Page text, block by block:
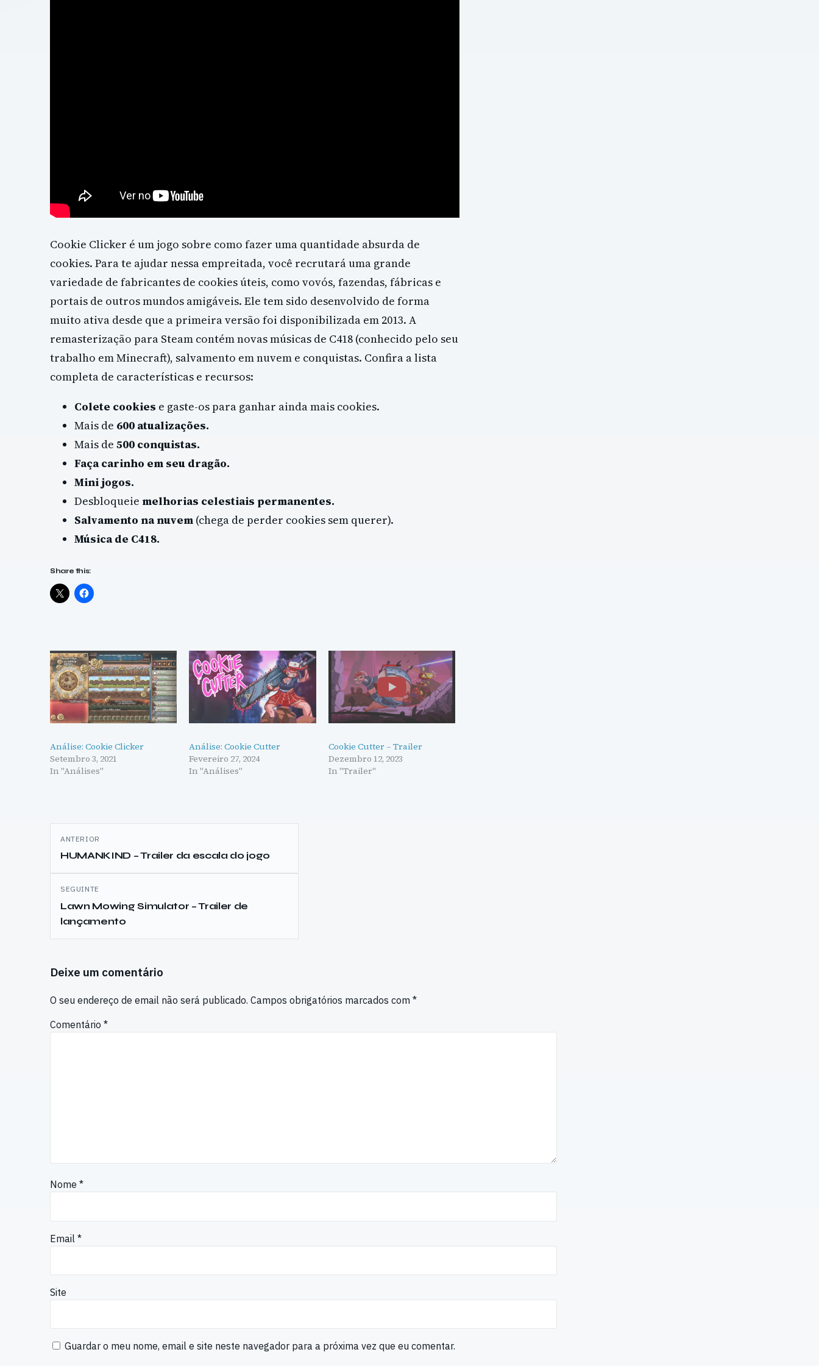
Cookie Clicker é um jogo sobre como fazer uma quantidade absurda de
cookies. Para te ajudar nessa empreitada, você recrutará uma grande
variedade de fabricantes de cookies úteis, como vovós, fazendas, fábricas e
portais de outros mundos amigáveis. Ele tem sido desenvolvido de forma
muito ativa desde que a primeira versão foi disponibilizada em 2013. A
remasterização para Steam contém novas músicas de C418 (conhecido pelo seu
trabalho em Minecraft), salvamento em nuvem e conquistas. Confira a lista
completa de características e recursos:
Colete cookies e gaste-os para ganhar ainda mais cookies.
Mais de 600 atualizações.
Mais de 500 conquistas.
Faça carinho em seu dragão.
Mini jogos.
Desbloqueie melhorias celestiais permanentes.
Salvamento na nuvem (chega de perder cookies sem querer).
Música de C418.
Share this:
Análise: Cookie Clicker
Setembro 3, 2021
In "Análises"
Análise: Cookie Cutter
Fevereiro 27, 2024
In "Análises"
Cookie Cutter – Trailer
Dezembro 12, 2023
In "Trailer"
Navegação
de
artigos
ANTERIOR
HUMANKIND – Trailer da escala do jogo
SEGUINTE
Lawn Mowing Simulator – Trailer de
lançamento
Deixe um comentário
O seu endereço de email não será publicado. Campos obrigatórios marcados com *
Comentário *
Nome *
Email *
Site
Guardar o meu nome, email e site neste navegador para a próxima vez que eu comentar.